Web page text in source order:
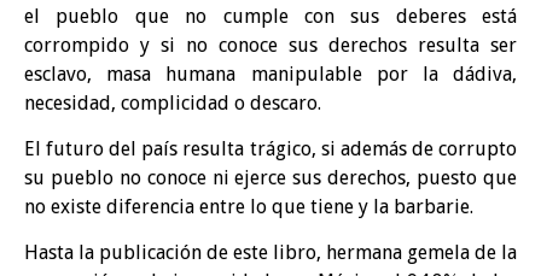
el pueblo que no cumple con sus deberes está
corrompido y si no conoce sus derechos resulta ser
esclavo, masa humana manipulable por la dádiva,
necesidad, complicidad o descaro.
El futuro del país resulta trágico, si además de corrupto
su pueblo no conoce ni ejerce sus derechos, puesto que
no existe diferencia entre lo que tiene y la barbarie.
Hasta la publicación de este libro, hermana gemela de la